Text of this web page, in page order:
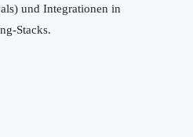
und Integrationen in
Stacks.